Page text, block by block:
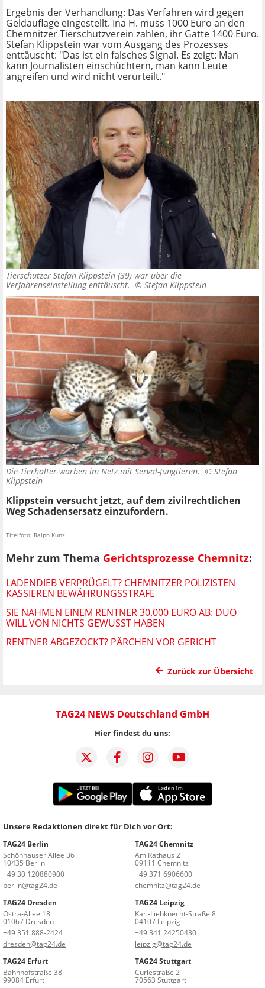
Ergebnis der Verhandlung: Das Verfahren wird gegen
Geldauflage eingestellt. Ina H. muss 1000 Euro an den
Chemnitzer Tierschutzverein zahlen, ihr Gatte 1400 Euro.
Stefan Klippstein war vom Ausgang des Prozesses
enttäuscht: "Das ist ein falsches Signal. Es zeigt: Man
kann Journalisten einschüchtern, man kann Leute
angreifen und wird nicht verurteilt."
Tierschützer Stefan Klippstein (39) war über die
Verfahrenseinstellung enttäuscht. © Stefan Klippstein
Die Tierhalter warben im Netz mit Serval-Jungtieren. © Stefan
Klippstein
Klippstein versucht jetzt, auf dem zivilrechtlichen
Weg Schadensersatz einzufordern.
Titelfoto: Ralph Kunz
Mehr zum Thema Gerichtsprozesse Chemnitz:
LADENDIEB VERPRÜGELT? CHEMNITZER POLIZISTEN
KASSIEREN BEWÄHRUNGSSTRAFE
SIE NAHMEN EINEM RENTNER 30.000 EURO AB: DUO
WILL VON NICHTS GEWUSST HABEN
RENTNER ABGEZOCKT? PÄRCHEN VOR GERICHT
Zurück zur Übersicht
TAG24 NEWS Deutschland GmbH
Hier findest du uns:
Unsere Redaktionen direkt für Dich vor Ort:
TAG24 Berlin
Schönhauser Allee 36
10435 Berlin
+49 30 120880900
berlin@tag24.de
TAG24 Chemnitz
Am Rathaus 2
09111 Chemnitz
+49 371 6906600
chemnitz@tag24.de
TAG24 Dresden
Ostra-Allee 18
01067 Dresden
+49 351 888-2424
dresden@tag24.de
TAG24 Leipzig
Karl-Liebknecht-Straße 8
04107 Leipzig
+49 341 24250430
leipzig@tag24.de
TAG24 Erfurt
Bahnhofstraße 38
99084 Erfurt
TAG24 Stuttgart
Curiestraße 2
70563 Stuttgart